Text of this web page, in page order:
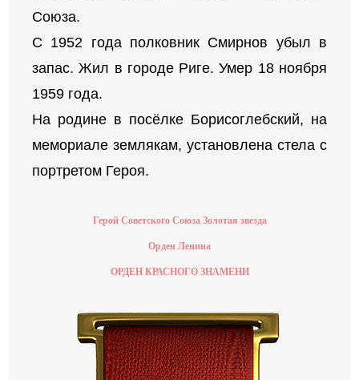
Союза.
С 1952 года полковник Смирнов убыл в
запас. Жил в городе Риге. Умер 18 ноября
1959 года.
На родине в посёлке Борисоглебский, на
мемориале землякам, установлена стела с
портретом Героя.
Герой Советского Союза Золотая звезда
Орден Ленина
ОРДЕН КРАСНОГО ЗНАМЕНИ